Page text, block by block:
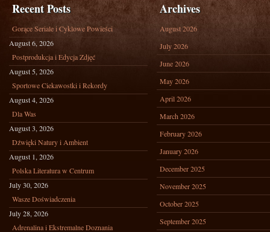
Recent Posts
Gorące Seriale i Cyklowe Powieści
August 6, 2026
Postprodukcja i Edycja Zdjęć
August 5, 2026
Sportowe Ciekawostki i Rekordy
August 4, 2026
Dla Was
August 3, 2026
Dźwięki Natury i Ambient
August 1, 2026
Polska Literatura w Centrum
July 30, 2026
Wasze Doświadczenia
July 28, 2026
Adrenalina i Ekstremalne Doznania
Archives
August 2026
July 2026
June 2026
May 2026
April 2026
March 2026
February 2026
January 2026
December 2025
November 2025
October 2025
September 2025